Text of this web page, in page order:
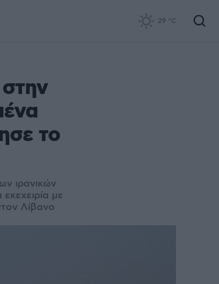
29 °C
το
ιρανικών
με
Λίβανο